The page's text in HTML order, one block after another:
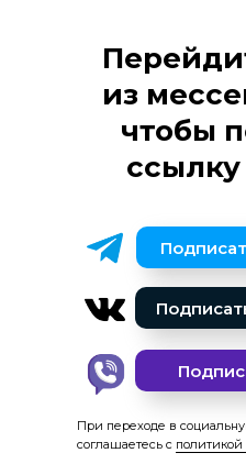
из
чтобы
При переходе в
соглашаетесь с